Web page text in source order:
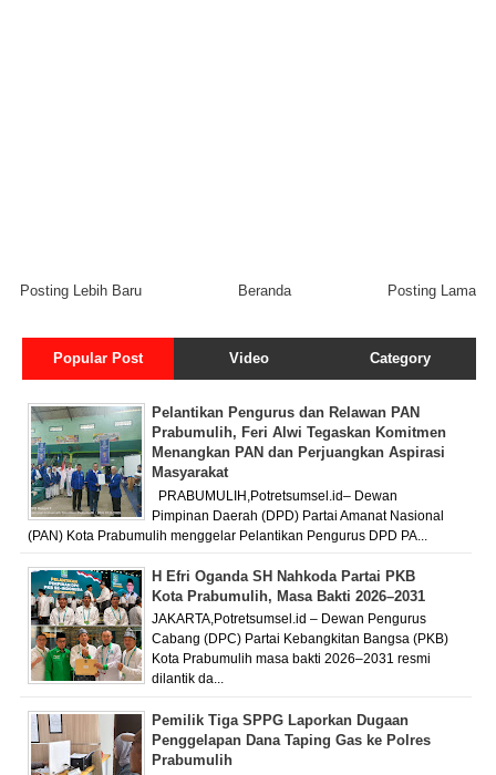
Posting Lebih Baru Posting Lama
Beranda
Popular Post Video Category
Pelantikan Pengurus dan Relawan PAN
Prabumulih, Feri Alwi Tegaskan Komitmen
Menangkan PAN dan Perjuangkan Aspirasi
Masyarakat
PRABUMULIH,Potretsumsel.id– Dewan
Pimpinan Daerah (DPD) Partai Amanat Nasional
(PAN) Kota Prabumulih menggelar Pelantikan Pengurus DPD PA...
H Efri Oganda SH Nahkoda Partai PKB
Kota Prabumulih, Masa Bakti 2026–2031
JAKARTA,Potretsumsel.id – Dewan Pengurus
Cabang (DPC) Partai Kebangkitan Bangsa (PKB)
Kota Prabumulih masa bakti 2026–2031 resmi
dilantik da...
Pemilik Tiga SPPG Laporkan Dugaan
Penggelapan Dana Taping Gas ke Polres
Prabumulih